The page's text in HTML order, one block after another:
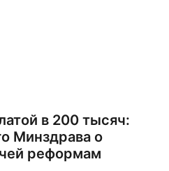
в 200 тысяч:
Минздрава о
реформам